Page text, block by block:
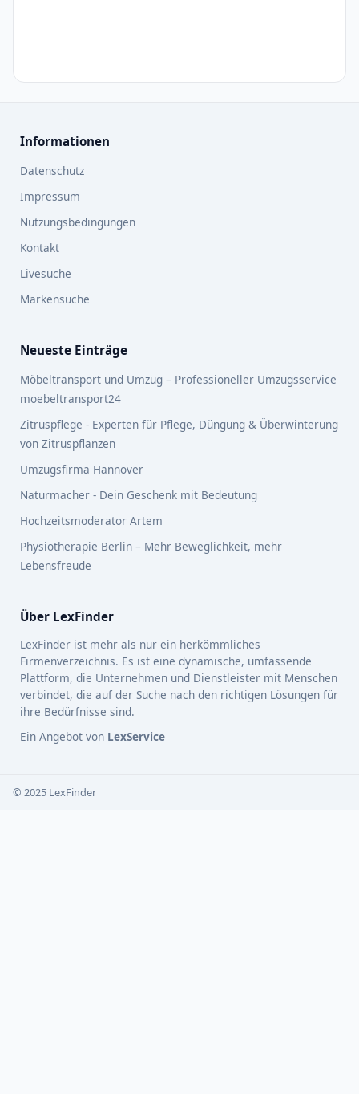
Informationen
Datenschutz
Impressum
Nutzungsbedingungen
Kontakt
Livesuche
Markensuche
Neueste Einträge
Möbeltransport und Umzug – Professioneller Umzugsservice
moebeltransport24
Zitruspflege - Experten für Pflege, Düngung & Überwinterung
von Zitruspflanzen
Umzugsfirma Hannover
Naturmacher - Dein Geschenk mit Bedeutung
Hochzeitsmoderator Artem
Physiotherapie Berlin – Mehr Beweglichkeit, mehr
Lebensfreude
Über LexFinder
LexFinder ist mehr als nur ein herkömmliches
Firmenverzeichnis. Es ist eine dynamische, umfassende
Plattform, die Unternehmen und Dienstleister mit Menschen
verbindet, die auf der Suche nach den richtigen Lösungen für
ihre Bedürfnisse sind.
Ein Angebot von LexService
© 2025 LexFinder